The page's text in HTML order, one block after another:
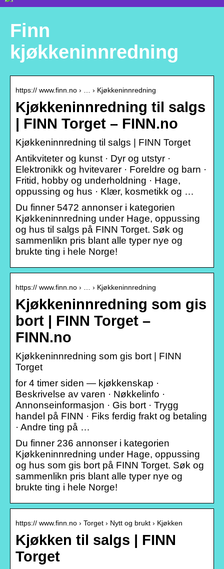
Finn
kjøkkeninnredning
https:// www.finn.no › … › Kjøkkeninnredning
Kjøkkeninnredning til salgs
| FINN Torget – FINN.no
Kjøkkeninnredning til salgs | FINN Torget
Antikviteter og kunst · Dyr og utstyr ·
Elektronikk og hvitevarer · Foreldre og barn ·
Fritid, hobby og underholdning · Hage,
oppussing og hus · Klær, kosmetikk og …
Du finner 5472 annonser i kategorien
Kjøkkeninnredning under Hage, oppussing
og hus til salgs på FINN Torget. Søk og
sammenlikn pris blant alle typer nye og
brukte ting i hele Norge!
https:// www.finn.no › … › Kjøkkeninnredning
Kjøkkeninnredning som gis
bort | FINN Torget –
FINN.no
Kjøkkeninnredning som gis bort | FINN
Torget
for 4 timer siden — kjøkkenskap ·
Beskrivelse av varen · Nøkkelinfo ·
Annonseinformasjon · Gis bort · Trygg
handel på FINN · Fiks ferdig frakt og betaling
· Andre ting på …
Du finner 236 annonser i kategorien
Kjøkkeninnredning under Hage, oppussing
og hus som gis bort på FINN Torget. Søk og
sammenlikn pris blant alle typer nye og
brukte ting i hele Norge!
https:// www.finn.no › Torget › Nytt og brukt › Kjøkken
Kjøkken til salgs | FINN
Torget